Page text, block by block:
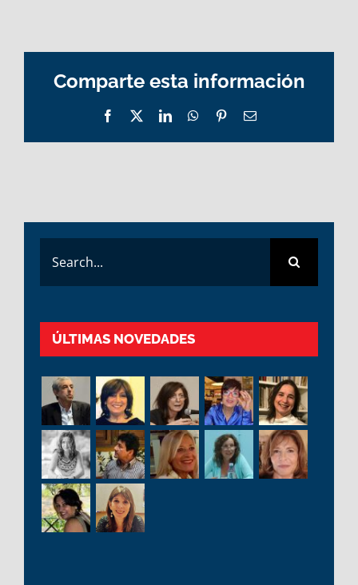
Comparte esta información
Facebook LinkedInWhatsApp
PinterestEmail
for:
ÚLTIMAS NOVEDADES